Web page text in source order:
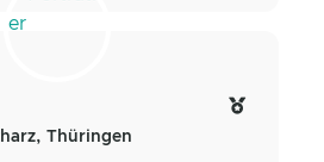
Thüringen